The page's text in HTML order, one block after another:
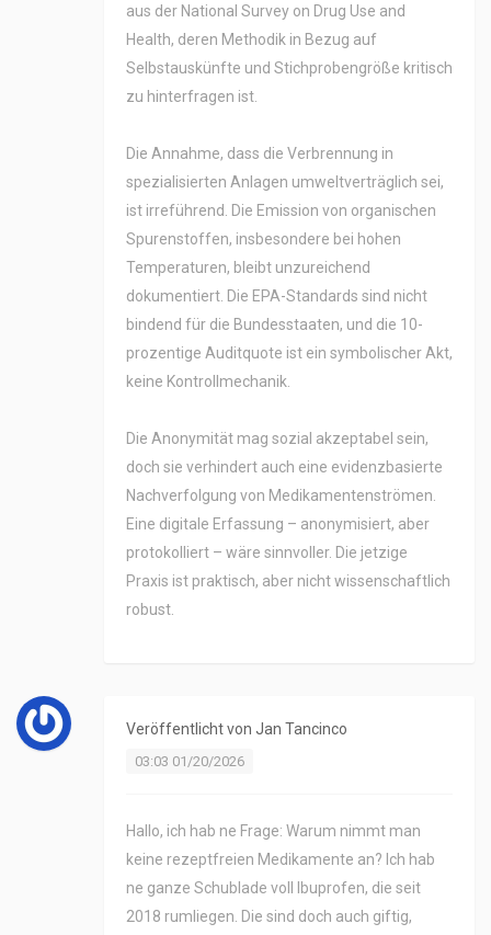
aus der National Survey on Drug Use and
Health, deren Methodik in Bezug auf
Selbstauskünfte und Stichprobengröße kritisch
zu hinterfragen ist.
Die Annahme, dass die Verbrennung in
spezialisierten Anlagen umweltverträglich sei,
ist irreführend. Die Emission von organischen
Spurenstoffen, insbesondere bei hohen
Temperaturen, bleibt unzureichend
dokumentiert. Die EPA-Standards sind nicht
bindend für die Bundesstaaten, und die 10-
prozentige Auditquote ist ein symbolischer Akt,
keine Kontrollmechanik.
Die Anonymität mag sozial akzeptabel sein,
doch sie verhindert auch eine evidenzbasierte
Nachverfolgung von Medikamentenströmen.
Eine digitale Erfassung – anonymisiert, aber
protokolliert – wäre sinnvoller. Die jetzige
Praxis ist praktisch, aber nicht wissenschaftlich
robust.
Veröffentlicht von Jan Tancinco
03:03 01/20/2026
Hallo, ich hab ne Frage: Warum nimmt man
keine rezeptfreien Medikamente an? Ich hab
ne ganze Schublade voll Ibuprofen, die seit
2018 rumliegen. Die sind doch auch giftig,